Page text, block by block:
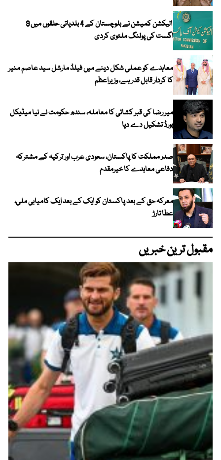
الیکشن کمیشن نے بلوچستان کے 4 بلدیاتی حلقوں میں 9
اگست کی پولنگ ملتوی کردی
معاہدے کو عملی شکل دینے میں فیلڈ مارشل سید عاصم منیر
کا کردار قابل قدر ہے، وزیراعظم
میر رضا کی قبر کشائی کا معاملہ، سندھ حکومت نے نیا میڈیکل
بورڈ تشکیل دے دیا
صدر مملکت کا پاکستان، سعودی عرب اور ترکیہ کے مشترکہ
دفاعی معاہدے کا خیرمقدم
معرکہ حق کے بعد پاکستان کو ایک کے بعد ایک کامیابی ملی،
عطا تارڑ
مقبول ترین خبریں